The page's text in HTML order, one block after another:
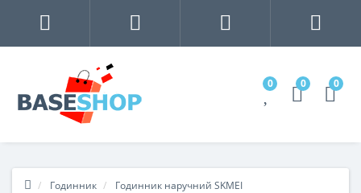
0 0 0
Годинник
Годинник наручний SKMEI